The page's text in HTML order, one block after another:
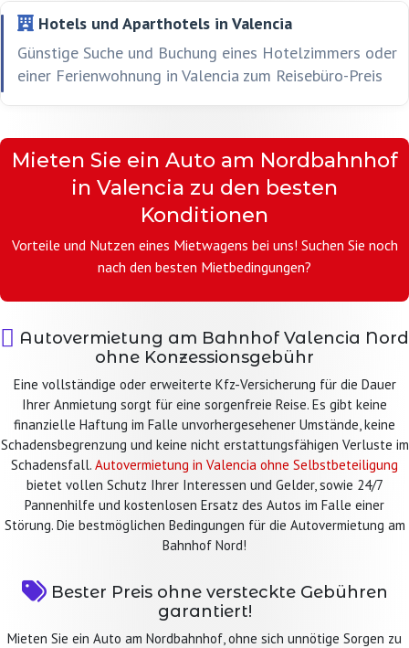
Hotels und Aparthotels in Valencia
Günstige Suche und Buchung eines Hotelzimmers oder
einer Ferienwohnung in Valencia zum Reisebüro-Preis
Mieten Sie ein Auto am Nordbahnhof
in Valencia zu den besten
Konditionen
Vorteile und Nutzen eines Mietwagens bei uns! Suchen Sie noch
nach den besten Mietbedingungen?
Autovermietung am Bahnhof Valencia Nord
ohne Konzessionsgebühr
Eine vollständige oder erweiterte Kfz-Versicherung für die Dauer
Ihrer Anmietung sorgt für eine sorgenfreie Reise. Es gibt keine
finanzielle Haftung im Falle unvorhergesehener Umstände, keine
Schadensbegrenzung und keine nicht erstattungsfähigen Verluste im
Schadensfall. Autovermietung in Valencia ohne Selbstbeteiligung
bietet vollen Schutz Ihrer Interessen und Gelder, sowie 24/7
Pannenhilfe und kostenlosen Ersatz des Autos im Falle einer
Störung. Die bestmöglichen Bedingungen für die Autovermietung am
Bahnhof Nord!
Bester Preis ohne versteckte Gebühren
garantiert!
Mieten Sie ein Auto am Nordbahnhof, ohne sich unnötige Sorgen zu